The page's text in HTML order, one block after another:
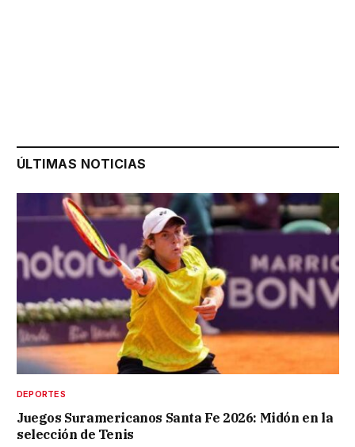
ÚLTIMAS NOTICIAS
DEPORTES
Juegos Suramericanos Santa Fe 2026: Midón en la
selección de Tenis